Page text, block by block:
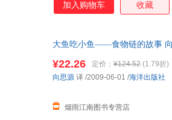
加入购物车 收藏
大鱼吃小鱼——食物链的故事
¥22.26 定价： ¥124.52 (1.79折)
烟雨江南图书专营店
向思源 译 /2009-06-01 /海洋出版社